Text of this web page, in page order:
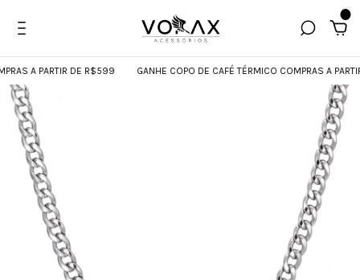
A PARTIR DE R$599 GANHE COPO DE CAFÉ TÉRMICO COMPRAS A